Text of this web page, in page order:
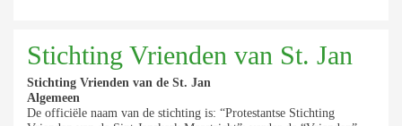
Stichting Vrienden van St. Jan
Stichting Vrienden van de St. Jan
Algemeen
De officiële naam van de stichting is: “Protestantse Stichting